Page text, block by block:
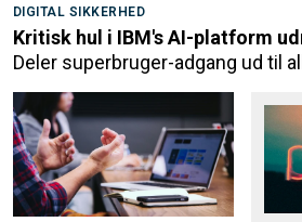
DIGITAL SIKKERHED
Kritisk hul i IBM's AI-platform
Deler superbruger-adgang ud til